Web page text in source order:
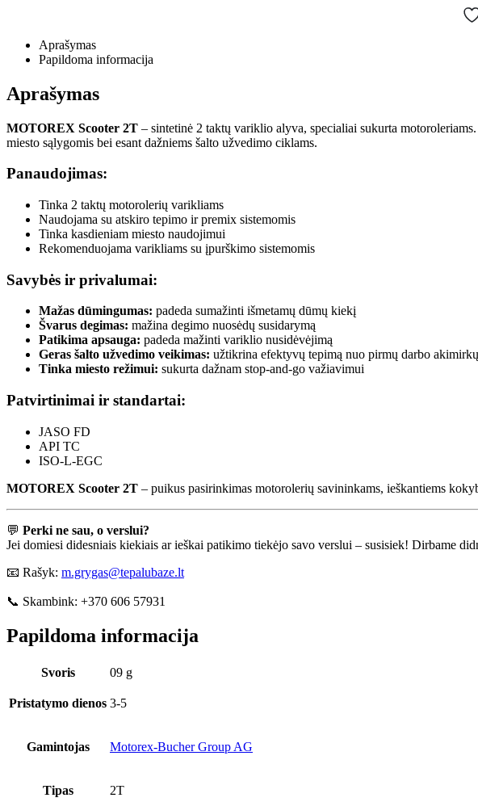
Aprašymas
Papildoma informacija
Aprašymas
MOTOREX Scooter 2T – sintetinė 2 taktų variklio alyva, specialiai sukurta
miesto sąlygomis bei esant dažniems šalto užvedimo ciklams.
Panaudojimas:
Tinka 2 taktų motorolerių varikliams
Naudojama su atskiro tepimo ir premix sistemomis
Tinka kasdieniam miesto naudojimui
Rekomenduojama varikliams su įpurškimo sistemomis
Savybės ir privalumai:
Mažas dūmingumas: padeda sumažinti išmetamų dūmų kiekį
Švarus degimas: mažina degimo nuosėdų susidarymą
Patikima apsauga: padeda mažinti variklio nusidėvėjimą
Geras šalto užvedimo veikimas: užtikrina efektyvų tepimą nuo pirmų darbo akimirkų
Tinka miesto režimui: sukurta dažnam stop-and-go važiavimui
Patvirtinimai ir standartai:
JASO FD
API TC
ISO-L-EGC
MOTOREX Scooter 2T – puikus pasirinkimas motorolerių savininkams, ieškantiems
💬 Perki ne sau, o verslui?
Jei domiesi didesniais kiekiais ar ieškai patikimo tiekėjo savo verslui – susisiek! Dirbame
📧 Rašyk: m.grygas@tepalubaze.lt
📞 Skambink: +370 606 57931
Papildoma informacija
Svoris 09 g
Pristatymo dienos 3-5
Gamintojas Motorex-Bucher Group AG
Tipas 2T